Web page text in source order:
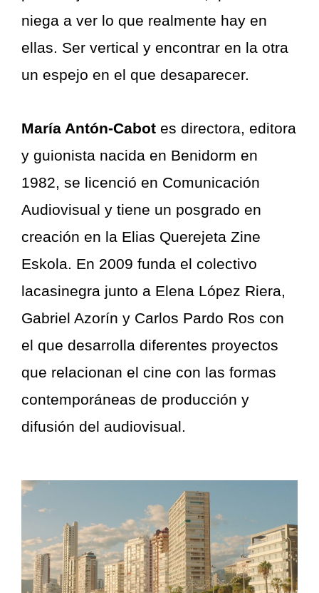
niega a ver lo que realmente hay en
ellas. Ser vertical y encontrar en la otra
un espejo en el que desaparecer.
María Antón-Cabot es directora, editora
y guionista nacida en Benidorm en
1982, se licenció en Comunicación
Audiovisual y tiene un posgrado en
creación en la Elias Querejeta Zine
Eskola. En 2009 funda el colectivo
lacasinegra junto a Elena López Riera,
Gabriel Azorín y Carlos Pardo Ros con
el que desarrolla diferentes proyectos
que relacionan el cine con las formas
contemporáneas de producción y
difusión del audiovisual.